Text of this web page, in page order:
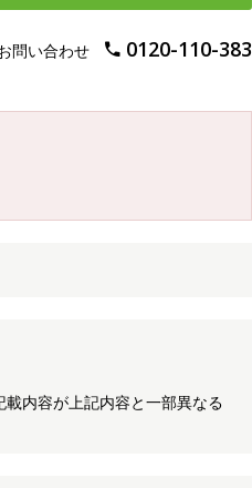
問い合わせ 0120-110-383
内容が上記内容と一部異なる